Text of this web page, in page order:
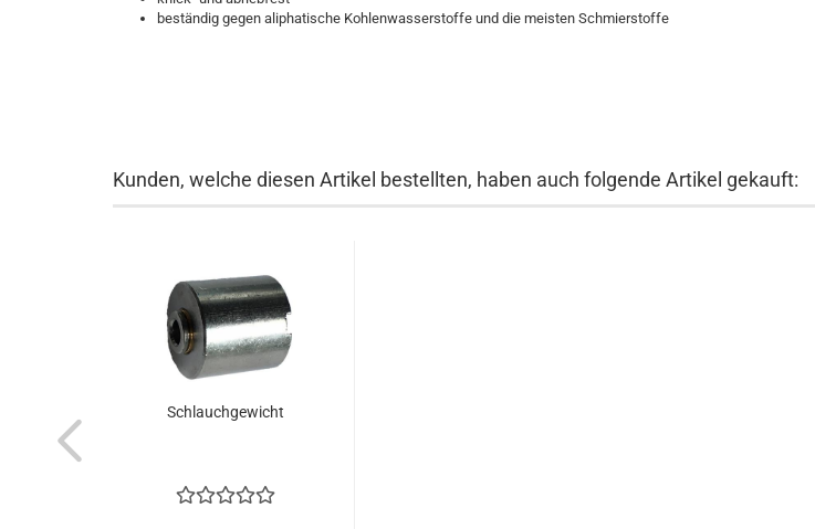
beständig gegen aliphatische Kohlenwasserstoffe und die meisten Schmierstoffe
Kunden, welche diesen Artikel bestellten, haben auch folgende Artikel gekauft:
Schlauchgewicht